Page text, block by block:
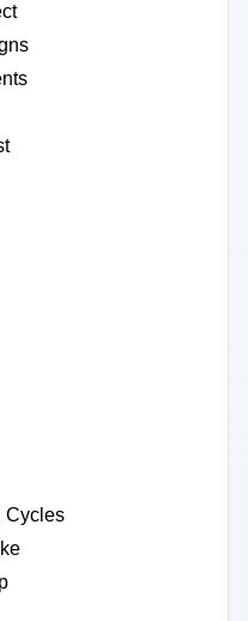
Cycles